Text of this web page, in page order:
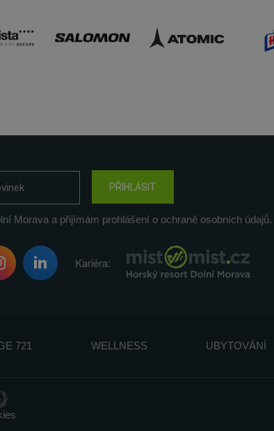
PŘIHLÁSIT
Morava a přijímám prohlášení o ochraně osobních údajů.
Kariéra:
721 WELLNESS UBYTOVÁNÍ